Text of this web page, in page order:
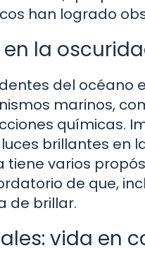
han logrado
la
del océano
marinos,
químicas.
brillantes en
tiene varios
de que,
de brillar.
vida en